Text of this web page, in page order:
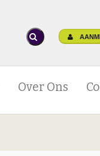
Over Ons